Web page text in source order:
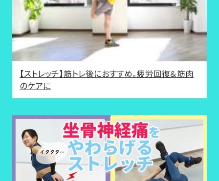
【ストレッチ】筋トレ後におすすめ。疲労回復＆筋肉
のケアに